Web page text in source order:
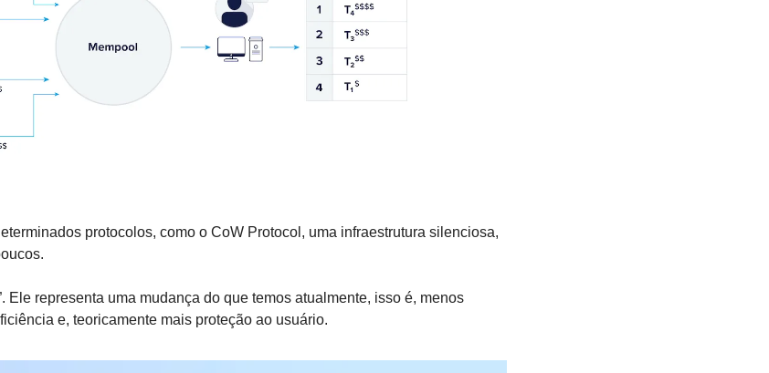
protocolos, como o CoW Protocol, uma infraestrutura silenciosa,
Ele representa uma mudança do que temos atualmente, isso é, menos
e, teoricamente mais proteção ao usuário.